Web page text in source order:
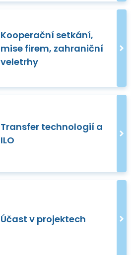
Kooperační setkání,
mise firem, zahraniční
veletrhy
Transfer technologií a
ILO
Účast v projektech